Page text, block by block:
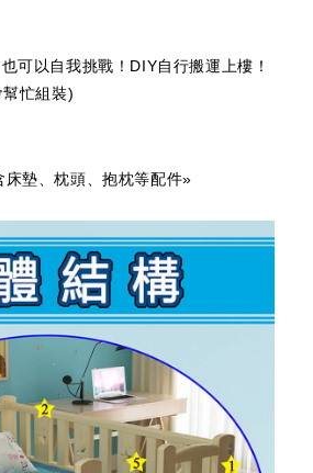
以自我挑戰！DIY自行搬運上樓！
忙組裝)
墊、枕頭、抱枕等配件»